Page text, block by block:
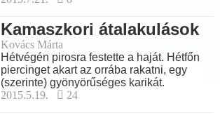
Kamaszkori átalakulások
Kovács Márta
Hétvégén pirosra festette a haját. Hétfőn
piercinget akart az orrába rakatni, egy
(szerinte) gyönyörűséges karikát.
2015.5.19.
24